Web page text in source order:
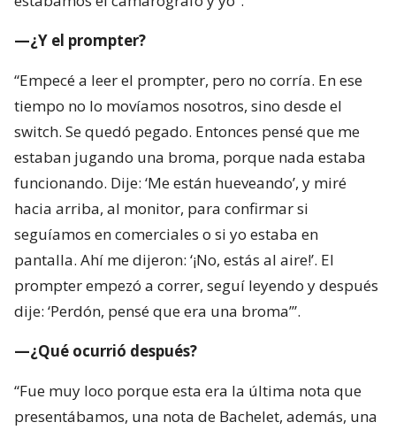
—¿Y el prompter?
“Empecé a leer el prompter, pero no corría. En ese
tiempo no lo movíamos nosotros, sino desde el
switch. Se quedó pegado. Entonces pensé que me
estaban jugando una broma, porque nada estaba
funcionando. Dije: ‘Me están hueveando’, y miré
hacia arriba, al monitor, para confirmar si
seguíamos en comerciales o si yo estaba en
pantalla. Ahí me dijeron: ‘¡No, estás al aire!’. El
prompter empezó a correr, seguí leyendo y después
dije: ‘Perdón, pensé que era una broma’”.
—¿Qué ocurrió después?
“Fue muy loco porque esta era la última nota que
presentábamos, una nota de Bachelet, además, una